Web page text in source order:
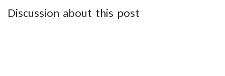
Discussion about this post